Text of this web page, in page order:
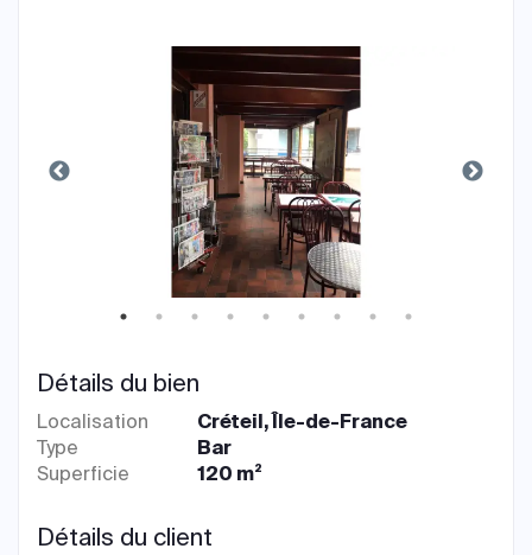
Détails du bien
Localisation
Créteil, Île-de-France
Type
Bar
Superficie
120 m²
Détails du client